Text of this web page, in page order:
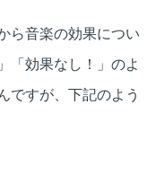
ら音楽の効果につい
「効果なし！」のよ
ですが、下記のよう